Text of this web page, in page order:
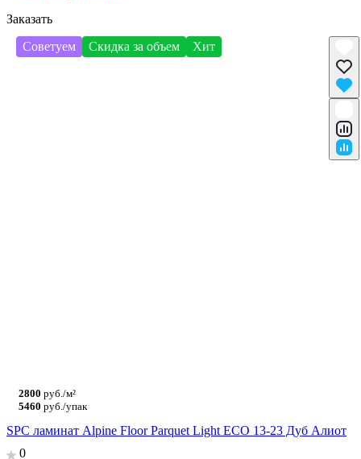
Заказать
Советуем
Скидка за объем Хит
2800 руб./м²
5460 руб./упак
SPC ламинат Alpine Floor Parquet Light ЕСО 13-23 Дуб Алиот
0